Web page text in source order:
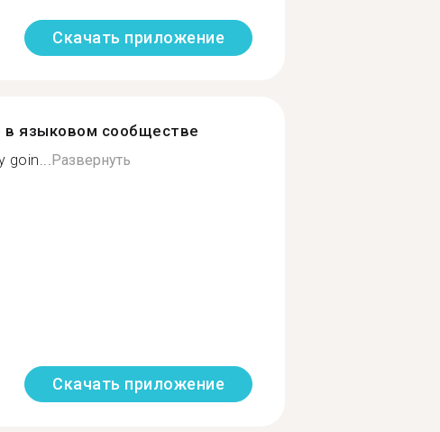
Скачать приложение
языковом сообществе
goin...Развернуть
Скачать приложение